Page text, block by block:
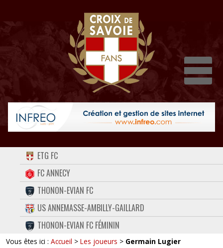
ACCUEIL
FORUM
CONTACT
FACEBOOK
TWITTER
ETG FC
FC ANNECY
THONON-EVIAN FC
US ANNEMASSE-AMBILLY-GAILLARD
THONON-EVIAN FC FÉMININ
Vous êtes ici : Accueil > Les joueurs > Germain Lugier